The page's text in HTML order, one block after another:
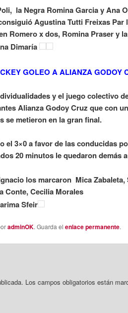
la Negra Romina Garcia y Ana
Agustina Tutti Freixas Par
Romero x dos, Romina Praser y
Dimaría
GOLEO A ALIANZA GODOY
y el juego colectivo
Alianza Godoy Cruz que con
se metieron en la gran final.
el 3×0 a favor de las conducidas
20 minutos le quedaron demás
los marcaron Mica Zabaleta,
Conte, Cecilia Morales
Sfeir
adminOK. Guarda el enlace permanente.
Los campos obligatorios están